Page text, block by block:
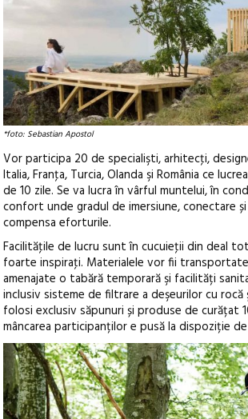
*foto: Sebastian Apostol
Vor participa 20 de specialişti, arhitecţi,
Italia, Franţa, Turcia, Olanda şi România ce
de 10 zile. Se va lucra în vârful muntelui, în
confort unde gradul de imersiune, conectare
compensa eforturile.
Facilităţile de lucru sunt în cucuieţii din deal
foarte inspiraţi. Materialele vor fii
amenajate o tabără temporară şi facilități
inclusiv sisteme de filtrare a deşeurilor cu rocă
folosi exclusiv săpunuri și produse de curățat
mâncarea participanților e pusă la dispoziție